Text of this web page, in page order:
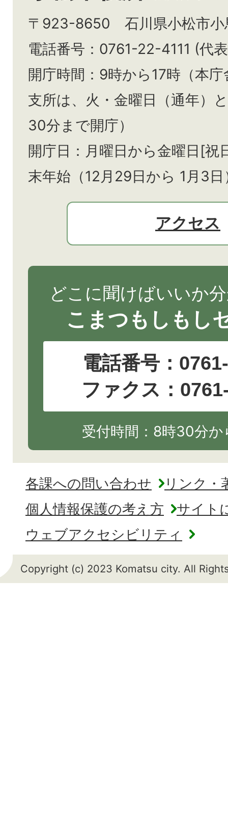
〒923-8650 石川県小松市小
電話番号：0761-22-4111 (代
開庁時間：9時から17時（本
支所は、火・金曜日（通年）と
30分まで開庁）
開庁日：月曜日から金曜日[祝
末年始（12月29日から 1月3
アクセス
どこに聞けばいいか
こまつもしもし
電話番号：
ファクス：
受付時間：8時30分
各課への問い合わせ
リンク・
個人情報保護の考え方
サイト
ウェブアクセシビリティ
Copyright (c) 2023 Komatsu city. All